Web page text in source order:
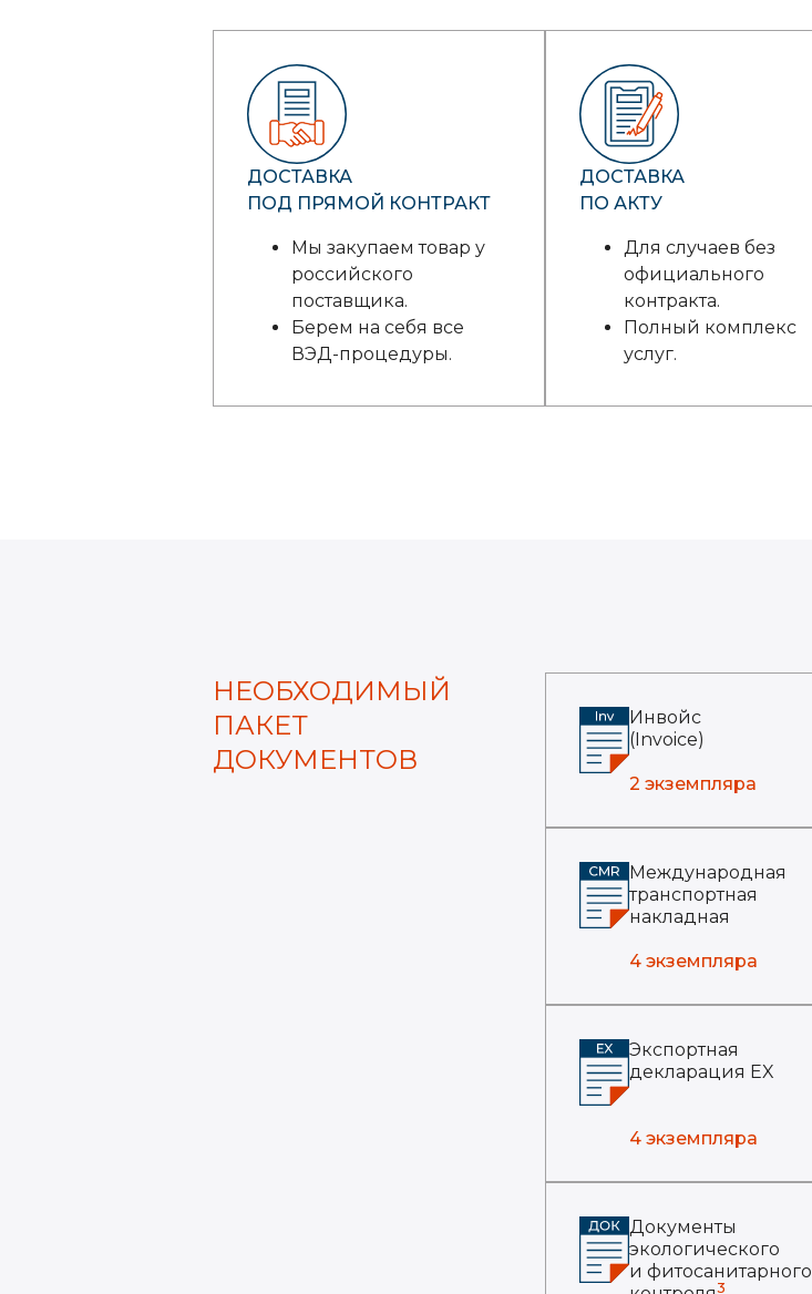
ДОСТАВКА
ПОД ПРЯМОЙ КОНТРАКТ
Мы закупаем товар у
российского
поставщика.
Берем на себя все
ВЭД-процедуры.
ДОСТАВКА
ПО АКТУ
Для случаев без
официального
контракта.
Полный комплекс
услуг.
НЕОБХОДИМЫЙ
ПАКЕТ
ДОКУМЕНТОВ
Инвойс
(Invoice)
2 экземпляра
Международная
транспортная
накладная
4 экземпляра
Экспортная
декларация EX
4 экземпляра
Документы
экологического
и фитосанитарного
3